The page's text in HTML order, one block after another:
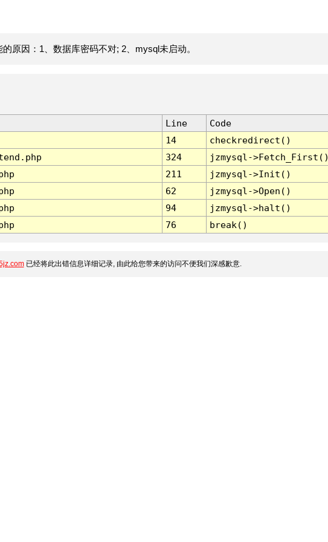
原因：1、数据库密码不对; 2、mysql未启动。
Line
Code
14
checkredirect()
324
jzmysql-
211
jzmysql->Init()
62
jzmysql->Open()
94
jzmysql->halt()
76 break()
已经将此出错信息详细记录, 由此给您带来的访问不便我们深感歉意.